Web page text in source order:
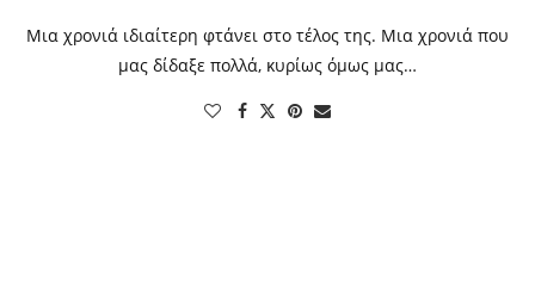
Μια χρονιά ιδιαίτερη φτάνει στο τέλος της. Μια χρονιά που
μας δίδαξε πολλά, κυρίως όμως μας…